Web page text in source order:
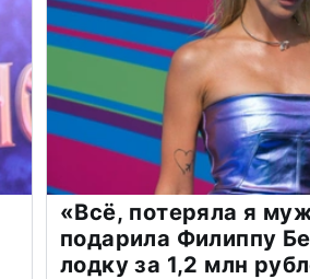
«Всё, потеряла я
подарила Филиппу
лодку за 1,2 млн